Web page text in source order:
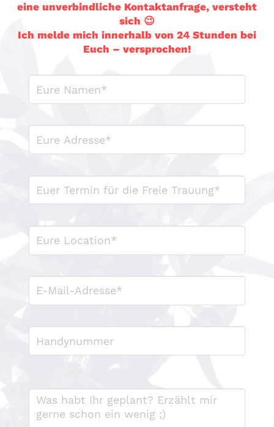
eine unverbindliche Kontaktanfrage, versteht
sich 😉
Ich melde mich innerhalb von 24 Stunden bei
Euch – versprochen!